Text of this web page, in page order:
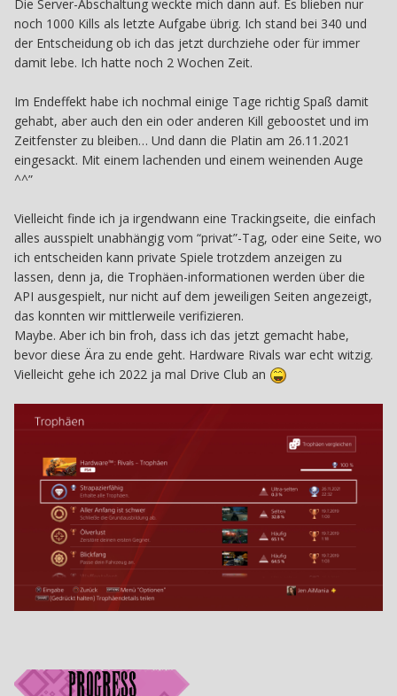
Die Server-Abschaltung weckte mich dann auf. Es blieben nur
noch 1000 Kills als letzte Aufgabe übrig. Ich stand bei 340 und
der Entscheidung ob ich das jetzt durchziehe oder für immer
damit lebe. Ich hatte noch 2 Wochen Zeit.
Im Endeffekt habe ich nochmal einige Tage richtig Spaß damit
gehabt, aber auch den ein oder anderen Kill geboostet und im
Zeitfenster zu bleiben… Und dann die Platin am 26.11.2021
eingesackt. Mit einem lachenden und einem weinenden Auge
^^”
Vielleicht finde ich ja irgendwann eine Trackingseite, die einfach
alles ausspielt unabhängig vom “privat”-Tag, oder eine Seite, wo
ich entscheiden kann private Spiele trotzdem anzeigen zu
lassen, denn ja, die Trophäen-informationen werden über die
API ausgespielt, nur nicht auf dem jeweiligen Seiten angezeigt,
das konnten wir mittlerweile verifizieren.
Maybe. Aber ich bin froh, dass ich das jetzt gemacht habe,
bevor diese Ära zu ende geht. Hardware Rivals war echt witzig.
Vielleicht gehe ich 2022 ja mal Drive Club an